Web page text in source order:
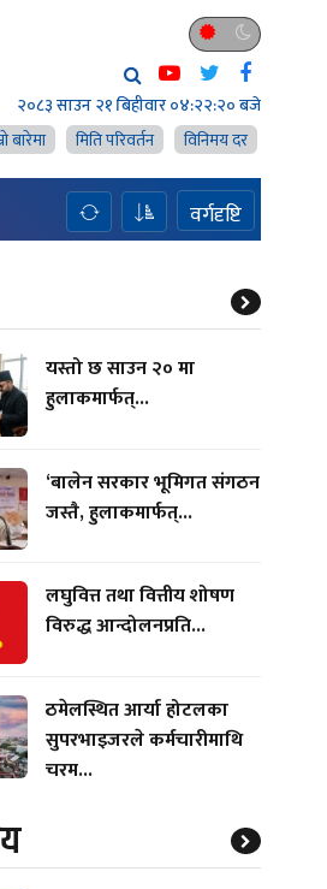
२०८३ साउन २१ बिहीवार०४:२२:२१ बजे
बारेमा
मिति परिवर्तन विनिमय दर
वर्गदृष्टि
यस्तो छ साउन २० मा
हुलाकमार्फत्...
‘बालेन सरकार भूमिगत संगठन
जस्तै, हुलाकमार्फत्...
लघुवित्त तथा वित्तीय शोषण
विरुद्ध आन्दोलनप्रति...
ठमेलस्थित आर्या होटलका
सुपरभाइजरले कर्मचारीमाथि
चरम...